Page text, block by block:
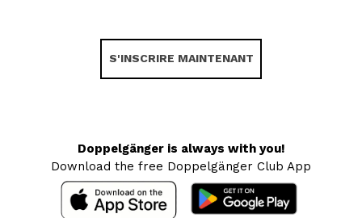
S'INSCRIRE MAINTENANT
Doppelgänger is always with you!
Download the free Doppelgänger Club App